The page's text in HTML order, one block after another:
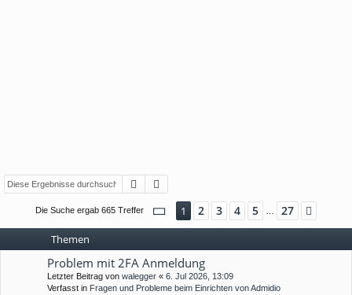
Suche
Die Suche ergab 665 Treffer Seite 1 von 27
1 2 3 4 5 27
Themen
Problem mit 2FA Anmeldung
Letzter Beitrag von walegger « 6. Jul 2026, 13:09
Verfasst in Fragen und Probleme beim Einrichten von Admidio